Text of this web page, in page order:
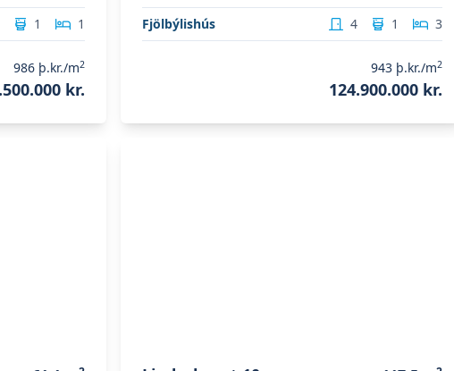
1 1
986 þ.kr./m2
kr.
Fjölbýlishús 4 1 3
943 þ.kr./m2
124.900.000 kr.